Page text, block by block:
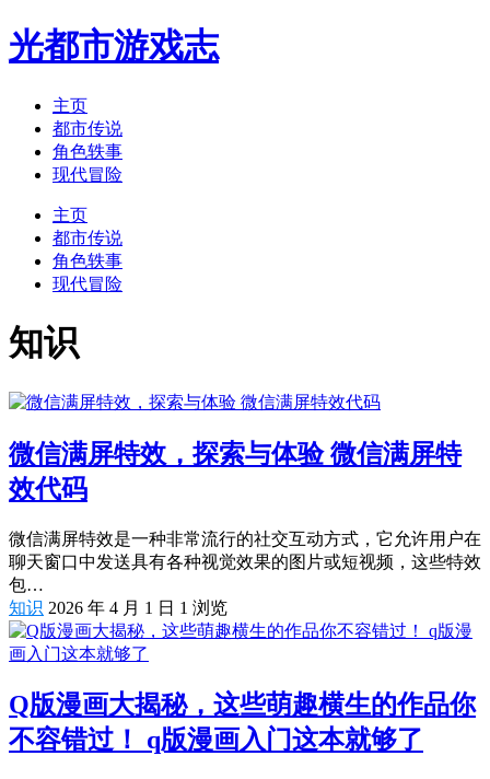
光都市游戏志
主页
都市传说
角色轶事
现代冒险
主页
都市传说
角色轶事
现代冒险
知识
微信满屏特效，探索与体验 微信满屏特
效代码
微信满屏特效是一种非常流行的社交互动方式，它允许用户在
聊天窗口中发送具有各种视觉效果的图片或短视频，这些特效
包…
知识 2026 年 4 月 1 日 1 浏览
Q版漫画大揭秘，这些萌趣横生的作品你
不容错过！ q版漫画入门这本就够了